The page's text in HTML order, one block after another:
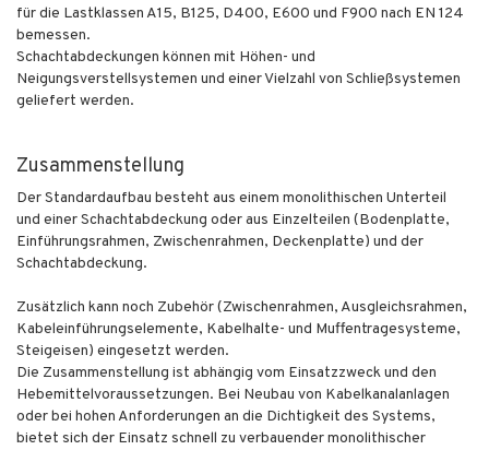
für die Lastklassen A15, B125, D400, E600 und F900 nach EN 124
bemessen.
Schachtabdeckungen können mit Höhen- und
Neigungsverstellsystemen und einer Vielzahl von Schließsystemen
geliefert werden.
Zusammenstellung
Der Standardaufbau besteht aus einem monolithischen Unterteil
und einer Schachtabdeckung oder aus Einzelteilen (Bodenplatte,
Einführungsrahmen, Zwischenrahmen, Deckenplatte) und der
Schachtabdeckung.
Zusätzlich kann noch Zubehör (Zwischenrahmen, Ausgleichsrahmen,
Kabeleinführungselemente, Kabelhalte- und Muffentragesysteme,
Steigeisen) eingesetzt werden.
Die Zusammenstellung ist abhängig vom Einsatzzweck und den
Hebemittelvoraussetzungen. Bei Neubau von Kabelkanalanlagen
oder bei hohen Anforderungen an die Dichtigkeit des Systems,
bietet sich der Einsatz schnell zu verbauender monolithischer